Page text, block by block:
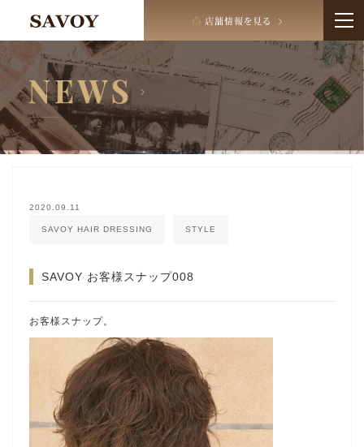
2020.09.11
SAVOY HAIR DRESSING STYLE
SAVOY お客様スナップ008
お客様スナップ。